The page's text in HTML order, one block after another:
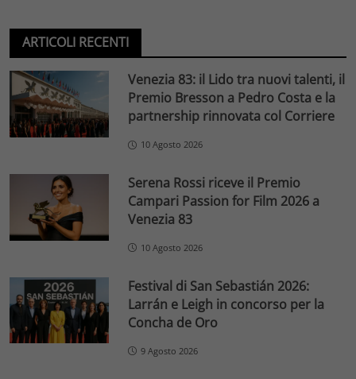
ARTICOLI RECENTI
Venezia 83: il Lido tra nuovi talenti, il
Premio Bresson a Pedro Costa e la
partnership rinnovata col Corriere
10 Agosto 2026
Serena Rossi riceve il Premio
Campari Passion for Film 2026 a
Venezia 83
10 Agosto 2026
Festival di San Sebastián 2026:
Larrán e Leigh in concorso per la
Concha de Oro
9 Agosto 2026